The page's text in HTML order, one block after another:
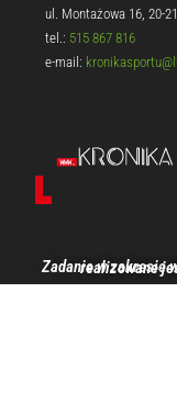
ul. Montażowa 16, 20-
tel.: 515 867 816
e-mail:
Zadanie w zakresie wspierania